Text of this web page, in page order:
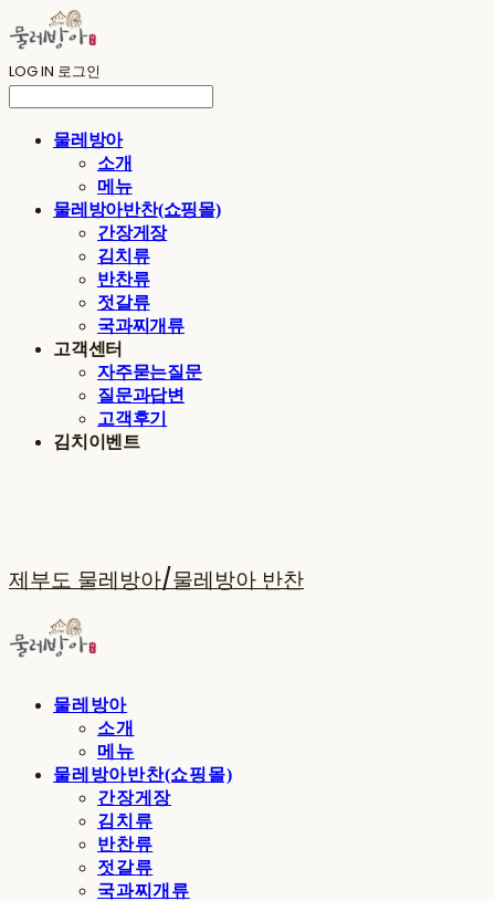
LOG IN 로그인
물레방아
소개
메뉴
물레방아반찬(쇼핑몰)
간장게장
김치류
반찬류
젓갈류
국과찌개류
고객센터
자주묻는질문
질문과답변
고객후기
김치이벤트
제부도 물레방아/물레방아 반찬
물레방아
소개
메뉴
물레방아반찬(쇼핑몰)
간장게장
김치류
반찬류
젓갈류
국과찌개류